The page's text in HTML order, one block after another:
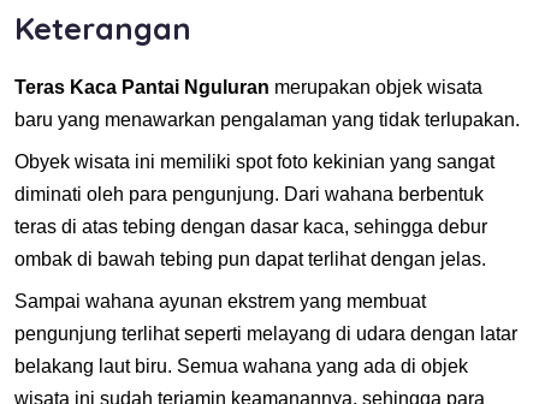
Keterangan
Teras Kaca Pantai Nguluran merupakan objek wisata
baru yang menawarkan pengalaman yang tidak terlupakan.
Obyek wisata ini memiliki spot foto kekinian yang sangat
diminati oleh para pengunjung. Dari wahana berbentuk
teras di atas tebing dengan dasar kaca, sehingga debur
ombak di bawah tebing pun dapat terlihat dengan jelas.
Sampai wahana ayunan ekstrem yang membuat
pengunjung terlihat seperti melayang di udara dengan latar
belakang laut biru. Semua wahana yang ada di objek
wisata ini sudah terjamin keamanannya, sehingga para